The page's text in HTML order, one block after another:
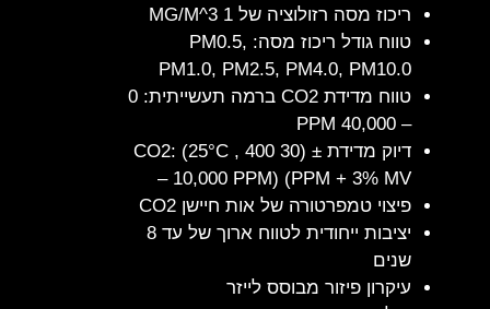
ריכוז מסה רזולוציה של 1 3^ΜG/M
טווח גודל ריכוז מסה: PM0.5,
PM1.0, PM2.5, PM4.0, PM10.0
טווח מדידת CO2 ברמה תעשייתית: 0
– 40,000 PPM
דיוק מדידת ± (30 CO2: (25°C , 400
– 10,000 PPM) (PPM + 3% MV
פיצוי טמפרטורה של אות חיישן CO2
יציבות ייחודית לטווח ארוך של עד 8
שנים
עיקרון פיזור מבוסס לייזר